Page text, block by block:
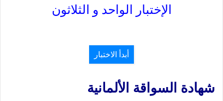
الإختبار الواحد و الثلاثون
أبدأ الاختبار
شهادة السواقة الألمانية